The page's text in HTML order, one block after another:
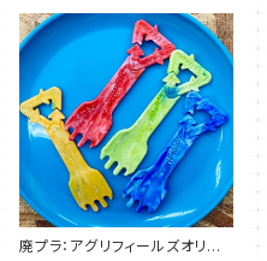
廃プラ：アグリフィールズオリジ